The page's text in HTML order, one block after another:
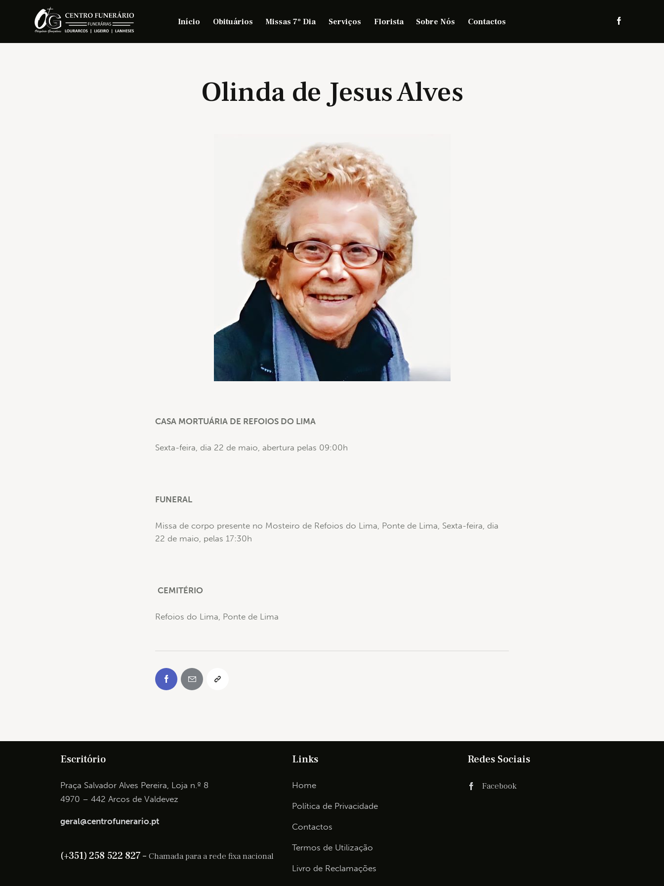
Início Obituários Missas 7º Dia Serviços Florista Sobre Nós Contactos
Olinda de Jesus Alves
CASA MORTUÁRIA DE REFOIOS DO LIMA
Sexta-feira, dia 22 de maio, abertura pelas 09:00h
FUNERAL
Missa de corpo presente no Mosteiro de Refoios do Lima, Ponte de Lima, Sexta-feira, dia
22 de maio, pelas 17:30h
CEMITÉRIO
Refoios do Lima, Ponte de Lima
Escritório
Praça Salvador Alves Pereira, Loja n.º 8
4970 – 442 Arcos de Valdevez
geral@centrofunerario.pt
(+351) 258 522 827 – Chamada para a rede fixa nacional
Links
Home
Política de Privacidade
Contactos
Termos de Utilização
Livro de Reclamações
Redes Sociais
Facebook